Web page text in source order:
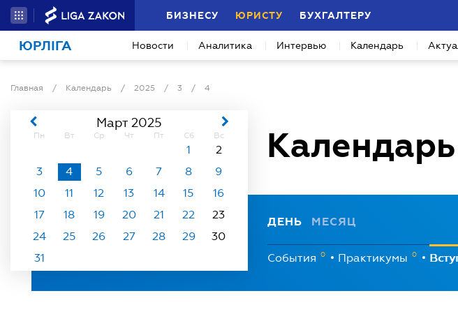
БИЗНЕСУ ЮРИСТУ БУХГАЛТЕРУ
ЮРЛІГА Новости Аналитика Интервью Календарь
Главная / Календарь / 2025 / 3 / 4
Март 2025
Пн Вт Ср Чт Пт Сб Вс
1
2
3
4 5 6 7 8
9
10
11 12 13 14 15
16
17
18 19 20 21 22
23
24
25 26 27 28 29
30
31
ДЕНЬ МЕСЯЦ
События 0 Практикумы 0